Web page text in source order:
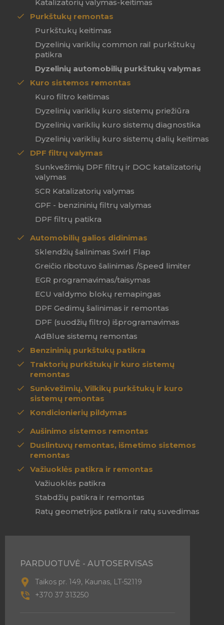
Katalizatorių valymas-keitimas
Purkštukų remontas
Purkštukų keitimas
Dyzelinių variklių common rail purkštukų
patikra
Dyzelinių automobilių purkštukų valymas
Kuro sistemos remontas
Kuro filtro keitimas
Dyzelinių variklių kuro sistemų priežiūra
Dyzelinių variklių kuro sistemų diagnostika
Dyzelinių variklių kuro sistemų dalių keitimas
DPF filtrų valymas
Sunkvežimių DPF filtrų ir DOC katalizatorių
valymas
SCR Katalizatorių valymas
GPF - benzininių filtrų valymas
DPF filtrų patikra
Automobilių galios didinimas
Sklendžių šalinimas Swirl Flap
Greičio ribotuvo šalinimas /Speed limiter
EGR programavimas/taisymas
ECU valdymo blokų remapingas
DPF Gedimų šalinimas ir remontas
DPF (suodžių filtro) išprogramavimas
AdBlue sistemų remontas
Benzininių purkštukų patikra
Traktorių purkštukų ir kuro sistemų
remontas
Sunkvežimių, Vilkikų purkštukų ir kuro
sistemų remontas
Kondicionierių pildymas
Aušinimo sistemos remontas
Duslintuvų remontas, išmetimo sistemos
remontas
Važiuoklės patikra ir remontas
Važiuoklės patikra
Stabdžių patikra ir remontas
Ratų geometrijos patikra ir ratų suvedimas
PARDUOTUVĖ - AUTOSERVISAS
Taikos pr. 149, Kaunas, LT-52119
+370 37 313250